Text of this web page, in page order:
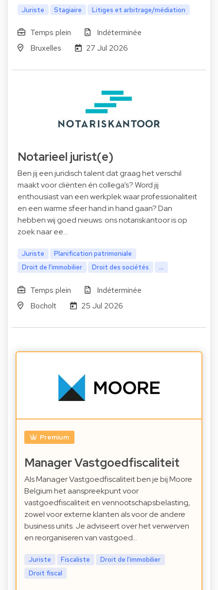
Juriste Stagiaire Litiges et arbitrage/médiation
Temps plein
Indéterminée
Bruxelles
27 Jul 2026
Notarieel jurist(e)
Ben jij een juridisch talent dat graag het verschil
maakt voor cliënten én collega’s? Word jij
enthousiast van een werkplek waar professionaliteit
en een warme sfeer hand in hand gaan? Dan
hebben wij goed nieuws: ons notariskantoor is op
zoek naar ee…
Juriste
Planification patrimoniale
Droit de l'immobilier
Droit des sociétés ...
Temps plein
Indéterminée
Bocholt
25 Jul 2026
Premium
Manager Vastgoedfiscaliteit
Als Manager Vastgoedfiscaliteit ben je bij Moore
Belgium het aanspreekpunt voor
vastgoedfiscaliteit en vennootschapsbelasting,
zowel voor externe klanten als voor de andere
business units. Je adviseert over het verwerven
en reorganiseren van vastgoed…
Juriste Fiscaliste
Droit de l'immobilier
Droit fiscal